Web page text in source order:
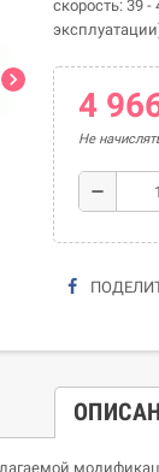
chevron_right
скорость: 39
4
Не
remove